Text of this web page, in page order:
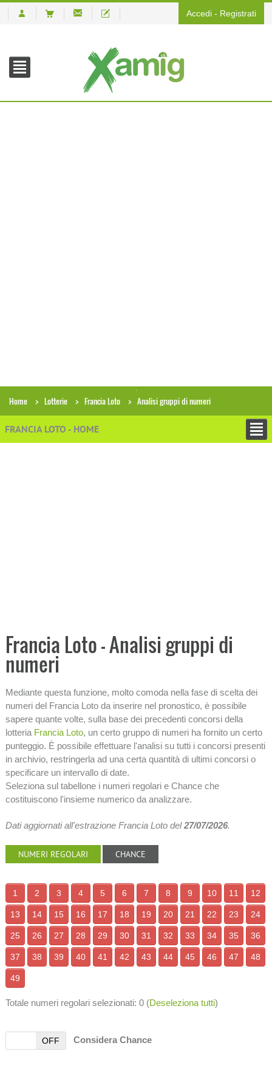
Accedi - Registrati
Home Lotterie Francia Loto Analisi gruppi di numeri
FRANCIA LOTO - HOME
STATISTICHE
INFORMAZIONI SULLA LOTTERIA
Francia Loto - Analisi gruppi di
numeri
Mediante questa funzione, molto comoda nella fase di scelta dei
numeri del Francia Loto da inserire nel pronostico, è possibile
sapere quante volte, sulla base dei precedenti concorsi della
lotteria Francia Loto, un certo gruppo di numeri ha fornito un certo
punteggio. È possibile effettuare l'analisi su tutti i concorsi presenti
in archivio, restringerla ad una certa quantità di ultimi concorsi o
specificare un intervallo di date.
Seleziona sul tabellone i numeri regolari e Chance che
costituiscono l'insieme numerico da analizzare.
Dati aggiornati all'estrazione Francia Loto del27/07/2026.
NUMERI REGOLARI CHANCE
1 2 3 4 5 6 7 8 9 10 11 12
13 14 15 16 17 18 19 20 21 22 23 24
25 26 27 28 29 30 31 32 33 34 35 36
37 38 39 40 41 42 43 44 45 46 47 48
49
Totale numeri regolari selezionati: 0 (Deseleziona tutti)
OFF Considera Chance